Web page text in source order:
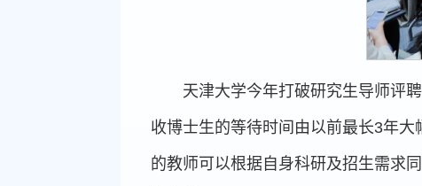
天津大学今年打破研究生导师评
收博士生的等待时间由以前最长3年
的教师可以根据自身科研及招生需求